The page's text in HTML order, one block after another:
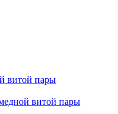
витой пары
витой пары